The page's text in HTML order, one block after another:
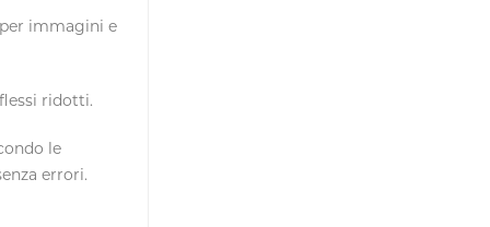
immagini e
ridotti.
le
errori.